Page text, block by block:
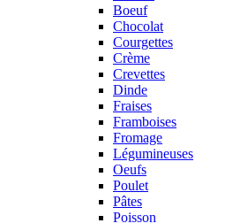
Boeuf
Chocolat
Courgettes
Crème
Crevettes
Dinde
Fraises
Framboises
Fromage
Légumineuses
Oeufs
Poulet
Pâtes
Poisson